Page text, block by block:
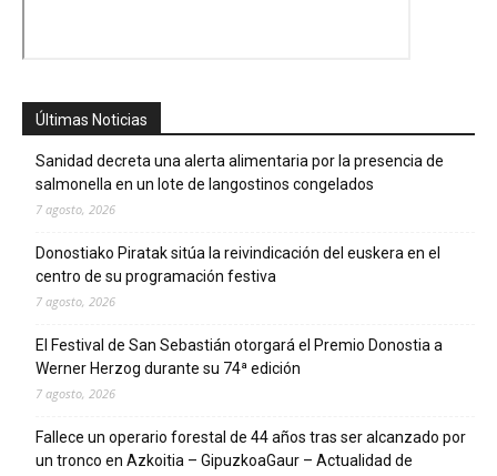
Últimas Noticias
Sanidad decreta una alerta alimentaria por la presencia de
salmonella en un lote de langostinos congelados
7 agosto, 2026
Donostiako Piratak sitúa la reivindicación del euskera en el
centro de su programación festiva
7 agosto, 2026
El Festival de San Sebastián otorgará el Premio Donostia a
Werner Herzog durante su 74ª edición
7 agosto, 2026
Fallece un operario forestal de 44 años tras ser alcanzado por
un tronco en Azkoitia – GipuzkoaGaur – Actualidad de